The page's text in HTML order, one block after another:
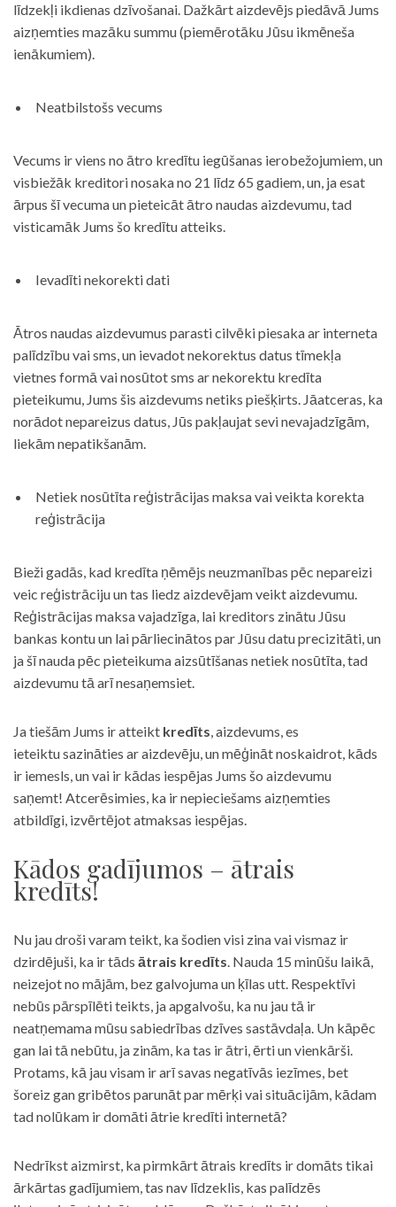
līdzekļi ikdienas dzīvošanai. Dažkārt aizdevējs piedāvā Jums
aizņemties mazāku summu (piemērotāku Jūsu ikmēneša
ienākumiem).
Neatbilstošs vecums
Vecums ir viens no ātro kredītu iegūšanas ierobežojumiem, un
visbiežāk kreditori nosaka no 21 līdz 65 gadiem, un, ja esat
ārpus šī vecuma un pieteicāt ātro naudas aizdevumu, tad
visticamāk Jums šo kredītu atteiks.
Ievadīti nekorekti dati
Ātros naudas aizdevumus parasti cilvēki piesaka ar interneta
palīdzību vai sms, un ievadot nekorektus datus tīmekļa
vietnes formā vai nosūtot sms ar nekorektu kredīta
pieteikumu, Jums šis aizdevums netiks piešķirts. Jāatceras, ka
norādot nepareizus datus, Jūs pakļaujat sevi nevajadzīgām,
liekām nepatikšanām.
Netiek nosūtīta reģistrācijas maksa vai veikta korekta
reģistrācija
Bieži gadās, kad kredīta ņēmējs neuzmanības pēc nepareizi
veic reģistrāciju un tas liedz aizdevējam veikt aizdevumu.
Reģistrācijas maksa vajadzīga, lai kreditors zinātu Jūsu
bankas kontu un lai pārliecinātos par Jūsu datu precizitāti, un
ja šī nauda pēc pieteikuma aizsūtīšanas netiek nosūtīta, tad
aizdevumu tā arī nesaņemsiet.
Ja tiešām Jums ir atteikt kredīts, aizdevums, es
ieteiktu sazināties ar aizdevēju, un mēģināt noskaidrot, kāds
ir iemesls, un vai ir kādas iespējas Jums šo aizdevumu
saņemt! Atcerēsimies, ka ir nepieciešams aizņemties
atbildīgi, izvērtējot atmaksas iespējas.
Kādos gadījumos – ātrais
kredīts!
Nu jau droši varam teikt, ka šodien visi zina vai vismaz ir
dzirdējuši, ka ir tāds ātrais kredīts. Nauda 15 minūšu laikā,
neizejot no mājām, bez galvojuma un ķīlas utt. Respektīvi
nebūs pārspīlēti teikts, ja apgalvošu, ka nu jau tā ir
neatņemama mūsu sabiedrības dzīves sastāvdaļa. Un kāpēc
gan lai tā nebūtu, ja zinām, ka tas ir ātri, ērti un vienkārši.
Protams, kā jau visam ir arī savas negatīvās iezīmes, bet
šoreiz gan gribētos parunāt par mērķi vai situācijām, kādam
tad nolūkam ir domāti ātrie kredīti internetā?
Nedrīkst aizmirst, ka pirmkārt ātrais kredīts ir domāts tikai
ārkārtas gadījumiem, tas nav līdzeklis, kas palīdzēs